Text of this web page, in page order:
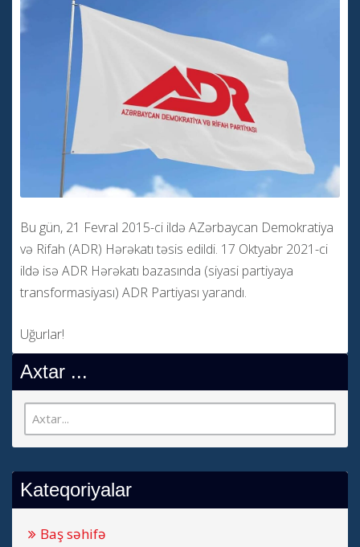
Bu gün, 21 Fevral 2015-ci ildə AZərbaycan Demokratiya
və Rifah (ADR) Hərəkatı təsis edildi. 17 Oktyabr 2021-ci
ildə isə ADR Hərəkatı bazasında (siyasi partiyaya
transformasiyası) ADR Partiyası yarandı.
Uğurlar!
Axtar ...
Kateqoriyalar
Baş səhifə